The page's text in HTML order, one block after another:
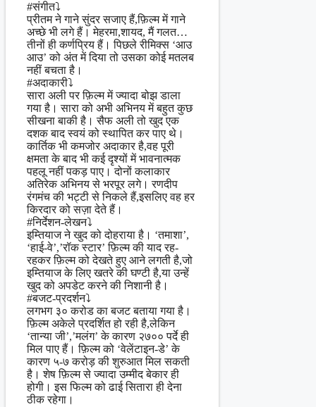
#संगीत⤵
प्रीतम ने गाने सुंदर सजाए हैं,फ़िल्म में गाने
अच्छे भी लगे हैं। मेहरमा,शायद, मैं गलत…
तीनों ही कर्णप्रिय हैं। पिछले रीमिक्स ‘आउ
आउ’ को अंत में दिया तो उसका कोई मतलब
नहीं बचता है।
#अदाकारी⤵
सारा अली पर फ़िल्म में ज्यादा बोझ डाला
गया है। सारा को अभी अभिनय में बहुत कुछ
सीखना बाकी है। सैफ अली तो खुद एक
दशक बाद स्वयं को स्थापित कर पाए थे।
कार्तिक भी कमजोर अदाकार है,वह पूरी
क्षमता के बाद भी कई दृश्यों में भावनात्मक
पहलू नहीं पकड़ पाए। दोनों कलाकार
अतिरेक अभिनय से भरपूर लगे। रणदीप
रंगमंच की भट्टी से निकले हैं,इसलिए वह हर
किरदार को सज़ा देते हैं।
#निर्देशन-लेखन⤵
इम्तियाज ने खुद को दोहराया है। ‘तमाशा’,
‘हाई-वे’,’रॉक स्टार’ फ़िल्म की याद रह-
रहकर फ़िल्म को देखते हुए आने लगती है,जो
इम्तियाज के लिए खतरे की घण्टी है,या उन्हें
खुद को अपडेट करने की निशानी है।
#बजट-प्रदर्शन⤵
लगभग ३० करोड का बजट बताया गया है।
फ़िल्म अकेले प्रदर्शित हो रही है,लेकिन
‘तान्या जी’,’मलंग’ के कारण २७०० पर्दे ही
मिल पाए हैं। फ़िल्म को ‘वेलेंटाइन-डे’ के
कारण ५-७ करोड़ की शुरुआत मिल सकती
है। शेष फ़िल्म से ज्यादा उम्मीद बेकार ही
होगी। इस फिल्म को ढाई सितारा ही देना
ठीक रहेगा।